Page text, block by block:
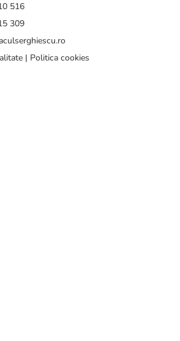
516
309
| Politica cookies